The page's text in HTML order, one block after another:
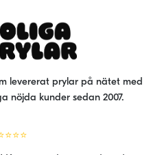
levererat prylar på nätet med
nöjda kunder sedan 2007.